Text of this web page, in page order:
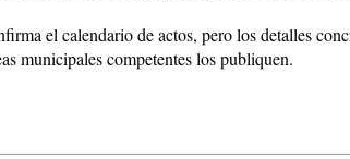
el calendario de actos, pero los detalles
municipales competentes los publiquen.